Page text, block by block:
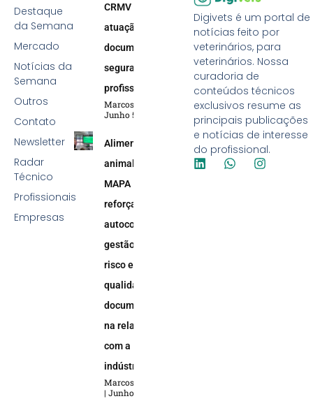
Digivets é um portal de
notícias feito por
veterinários, para
veterinários. Nossa
curadoria de
conteúdos técnicos
exclusivos resume as
principais publicações
e notícias de interesse
do profissional.
Destaque
da Semana
Mercado
Notícias da
Semana
Outros
Contato
Newsletter
Radar
Técnico
Profissionais
Empresas
CRMV reforça
atuação efetiva,
documentação e
segurança
profissional
Marcos Soares
Junho 5, 2026
Alimentação
animal:
MAPA
reforça
autocontrole,
gestão de
risco e
qualidade
documental
na relação
com a
indústria
Marcos Soares
Junho 5, 2026